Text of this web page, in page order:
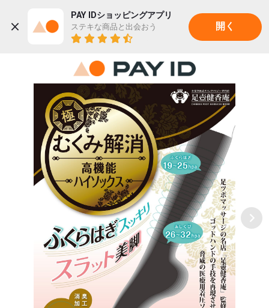
PAY IDショッピングアプリ
ステキな商品と出会おう 開く